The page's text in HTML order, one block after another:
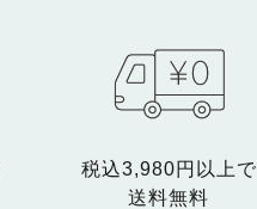
税込3,980円以上で
送料無料